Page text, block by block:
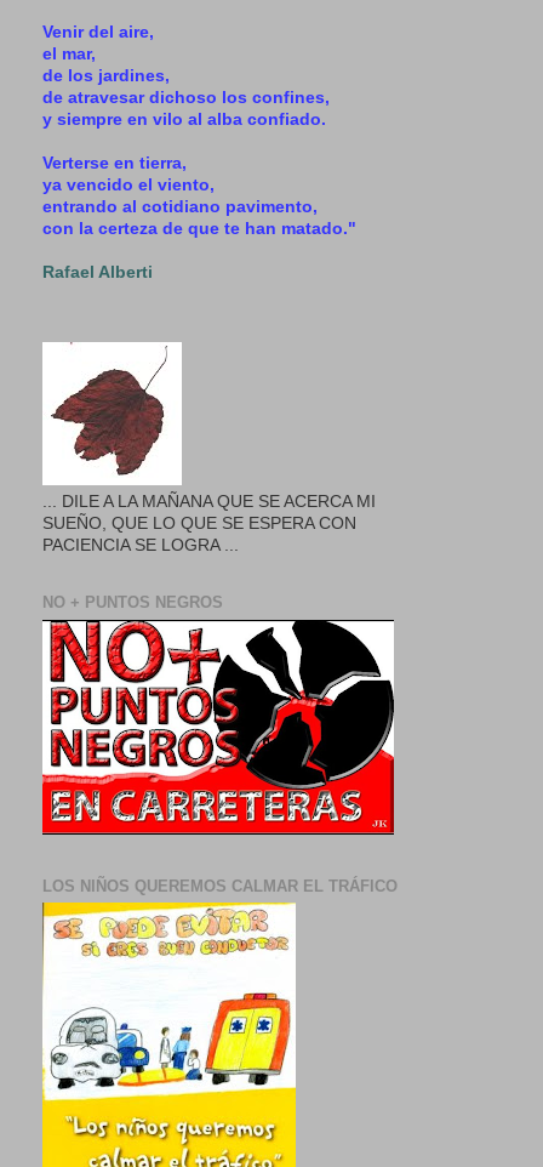
Venir del aire,
el mar,
de los jardines,
de atravesar dichoso los confines,
y siempre en vilo al alba confiado.
Verterse en tierra,
ya vencido el viento,
entrando al cotidiano pavimento,
con la certeza de que te han matado."
Rafael Alberti
... DILE A LA MAÑANA QUE SE ACERCA MI
SUEÑO, QUE LO QUE SE ESPERA CON
PACIENCIA SE LOGRA ...
NO + PUNTOS NEGROS
LOS NIÑOS QUEREMOS CALMAR EL TRÁFICO